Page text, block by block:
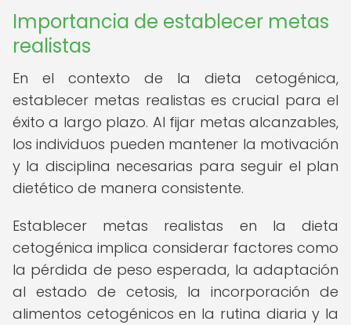
Importancia de establecer metas
realistas
En el contexto de la dieta cetogénica,
establecer metas realistas es crucial para el
éxito a largo plazo. Al fijar metas alcanzables,
los individuos pueden mantener la motivación
y la disciplina necesarias para seguir el plan
dietético de manera consistente.
Establecer metas realistas en la dieta
cetogénica implica considerar factores como
la pérdida de peso esperada, la adaptación
al estado de cetosis, la incorporación de
alimentos cetogénicos en la rutina diaria y la